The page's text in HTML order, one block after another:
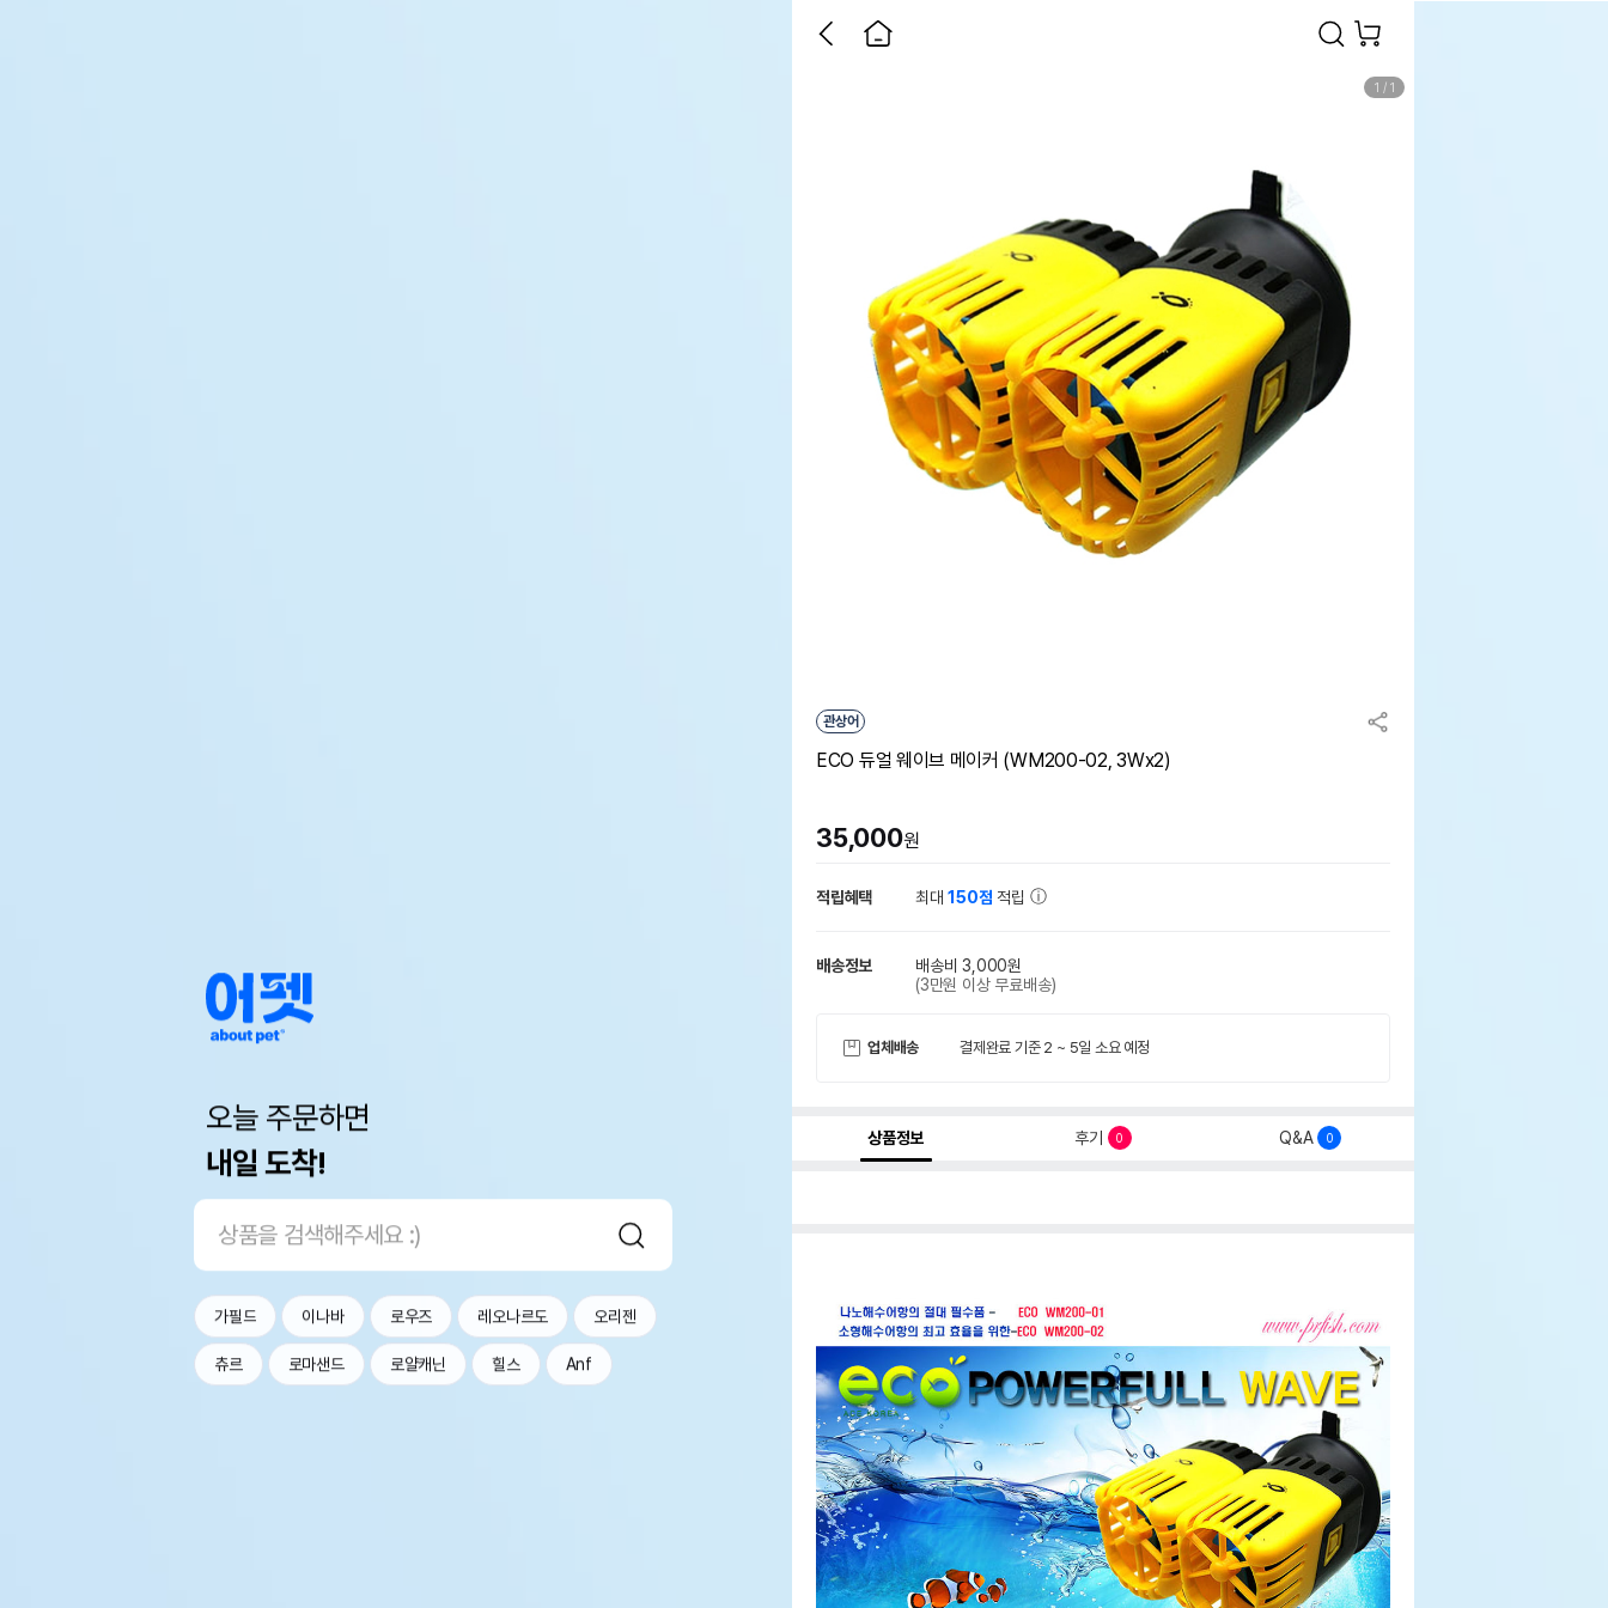
오늘 주문하면
내일 도착!
가필드 이나바 로우즈 레오나르도 오리젠
츄르 로마샌드 로얄캐닌 힐스 Anf
1 / 1
관상어
ECO 듀얼 웨이브 메이커 (WM200-02, 3Wx2)
35,000원
적립혜택 최대150점 적립
배송정보
배송비 3,000원
(3만원 이상 무료배송)
업체배송 결제완료 기준 2 ~ 5일 소요 예정
상품정보 후기 0 Q&A 0